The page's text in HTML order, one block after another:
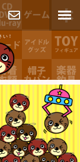
！
い合わ
せ